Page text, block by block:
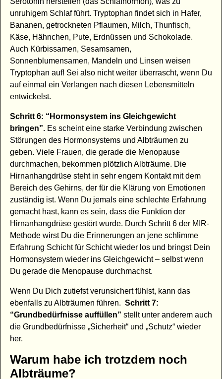
unruhigem Schlaf führt. Tryptophan findet sich in Hafer,
Bananen, getrockneten Pflaumen, Milch, Thunfisch,
Käse, Hähnchen, Pute, Erdnüssen und Schokolade.
Auch Kürbissamen, Sesamsamen,
Sonnenblumensamen, Mandeln und Linsen weisen
Tryptophan auf! Sei also nicht weiter überrascht, wenn Du
auf einmal ein Verlangen nach diesen Lebensmitteln
entwickelst.
Schritt 6: “Hormonsystem ins Gleichgewicht
bringen”. Es scheint eine starke Verbindung zwischen
Störungen des Hormonsystems und Albträumen zu
geben. Viele Frauen, die gerade die Menopause
durchmachen, bekommen plötzlich Albträume. Die
Hirnanhangdrüse steht in sehr engem Kontakt mit dem
Bereich des Gehirns, der für die Klärung von Emotionen
zuständig ist. Wenn Du jemals eine schlechte Erfahrung
gemacht hast, kann es sein, dass die Funktion der
Hirnanhangdrüse gestört wurde. Durch Schritt 6 der MIR-
Methode wirst Du die Erinnerungen an jene schlimme
Erfahrung Schicht für Schicht wieder los und bringst Dein
Hormonsystem wieder ins Gleichgewicht – selbst wenn
Du gerade die Menopause durchmachst.
Wenn Du Dich zutiefst verunsichert fühlst, kann das
ebenfalls zu Albträumen führen. Schritt 7:
“Grundbedürfnisse auffüllen” stellt unter anderem auch
die Grundbedürfnisse „Sicherheit“ und „Schutz“ wieder
her.
Warum habe ich trotzdem noch
Albträume?